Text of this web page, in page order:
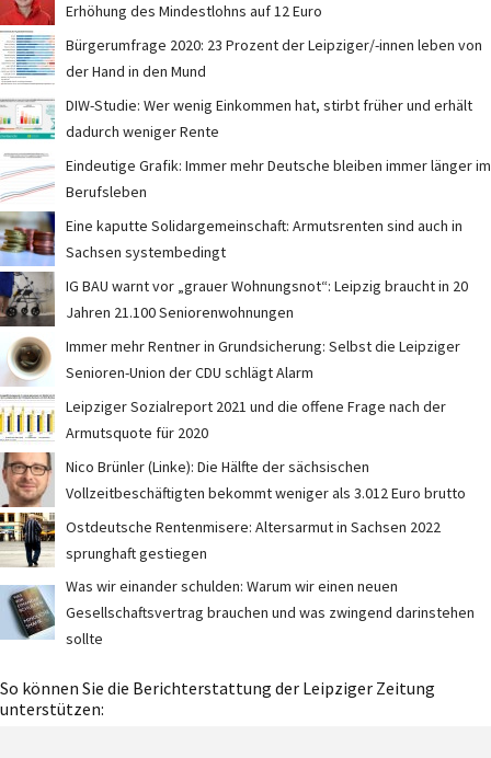
Erhöhung des Mindestlohns auf 12 Euro
Bürgerumfrage 2020: 23 Prozent der Leipziger/-innen leben von
der Hand in den Mund
DIW-Studie: Wer wenig Einkommen hat, stirbt früher und erhält
dadurch weniger Rente
Eindeutige Grafik: Immer mehr Deutsche bleiben immer länger im
Berufsleben
Eine kaputte Solidargemeinschaft: Armutsrenten sind auch in
Sachsen systembedingt
IG BAU warnt vor „grauer Wohnungsnot“: Leipzig braucht in 20
Jahren 21.100 Seniorenwohnungen
Immer mehr Rentner in Grundsicherung: Selbst die Leipziger
Senioren-Union der CDU schlägt Alarm
Leipziger Sozialreport 2021 und die offene Frage nach der
Armutsquote für 2020
Nico Brünler (Linke): Die Hälfte der sächsischen
Vollzeitbeschäftigten bekommt weniger als 3.012 Euro brutto
Ostdeutsche Rentenmisere: Altersarmut in Sachsen 2022
sprunghaft gestiegen
Was wir einander schulden: Warum wir einen neuen
Gesellschaftsvertrag brauchen und was zwingend darinstehen
sollte
So können Sie die Berichterstattung der Leipziger Zeitung
unterstützen: